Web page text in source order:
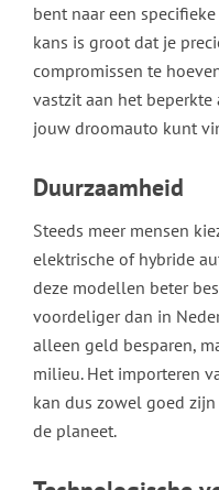
bent naar een
kans is groot dat je
compromissen te
vastzit aan het
jouw droomauto kunt
Duurzaamheid
Steeds meer mensen
elektrische of hybride
deze modellen beter
voordeliger dan in
alleen geld besparen,
milieu. Het importeren
kan dus zowel goed
de planeet.